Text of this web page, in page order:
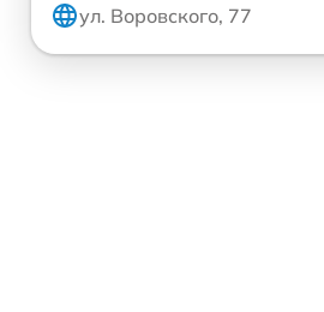
ул. Воровского, 77